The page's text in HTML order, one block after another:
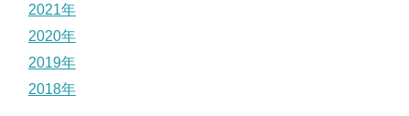
2021年
2020年
2019年
2018年